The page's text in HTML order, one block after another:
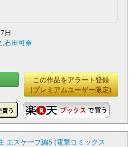
日
,石田可奈
この作品をアラート登録
(プレミアムユーザー限定)
エスケープ編5 (電撃コミックス